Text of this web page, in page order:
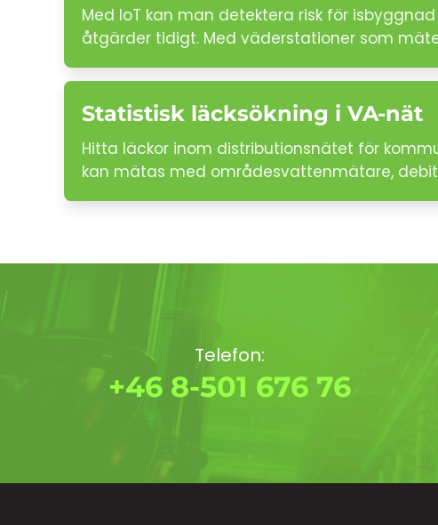
Med IoT kan man detektera risk för
åtgärder tidigt. Med väderstationer som
Statistisk läcksökning i VA-nät
Hitta läckor inom distributionsnätet för
kan mätas med områdesvattenmätare,
Telefon:
+46 8-501 676 76